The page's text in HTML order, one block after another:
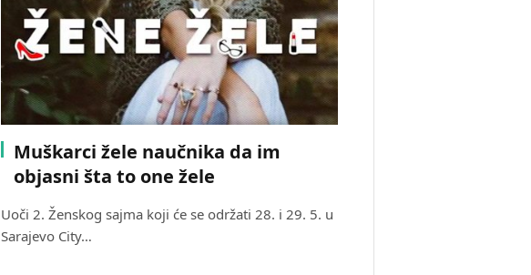
Muškarci žele naučnika da im
objasni šta to one žele
Uoči 2. Ženskog sajma koji će se održati 28. i 29. 5. u
Sarajevo City…